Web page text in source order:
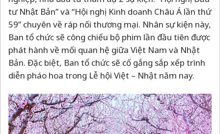
tư Nhật Bản” và “Hội nghị Kinh doanh Châu Á lần thứ
59” chuyên về ráp nối thương mại. Nhân sự kiện này,
Ban tổ chức sẽ công chiếu bộ phim lần đầu tiên được
phát hành về mối quan hệ giữa Việt Nam và Nhật
Bản. Đặc biệt, Ban tổ chức sẽ cố gắng sắp xếp trình
diễn pháo hoa trong Lễ hội Việt – Nhật năm nay.